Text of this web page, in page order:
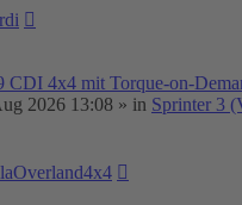
CDI 4x4 mit Torque-on-
2026 13:08 » in Sprinter 3